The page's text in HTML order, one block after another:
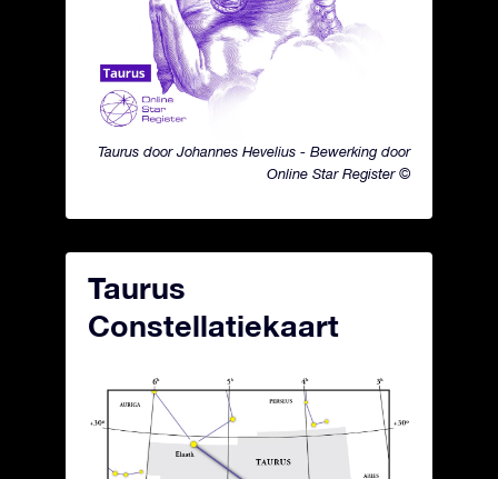
Taurus door Johannes Hevelius - Bewerking door
Online Star Register ©
Taurus
Constellatiekaart